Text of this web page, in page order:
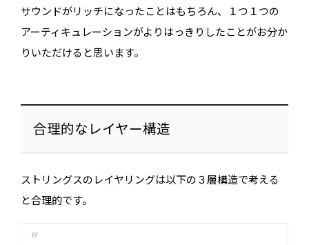
ヤ
サウンドがリッチになったことはもちろん、１つ１つの
アーティキュレーションがよりはっきりしたことがお分か
りいただけると思います。
合理的なレイヤー構造
ストリングスのレイヤリングは以下の３層構造で考える
と合理的です。